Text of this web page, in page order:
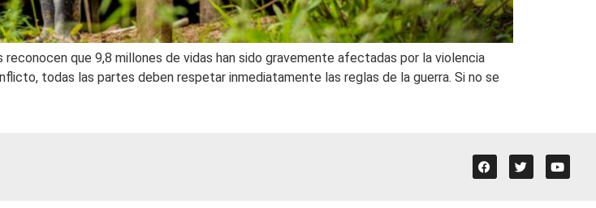
que 9,8 millones de vidas han sido gravemente afectadas por la violencia
todas las partes deben respetar inmediatamente las reglas de la guerra. Si no se